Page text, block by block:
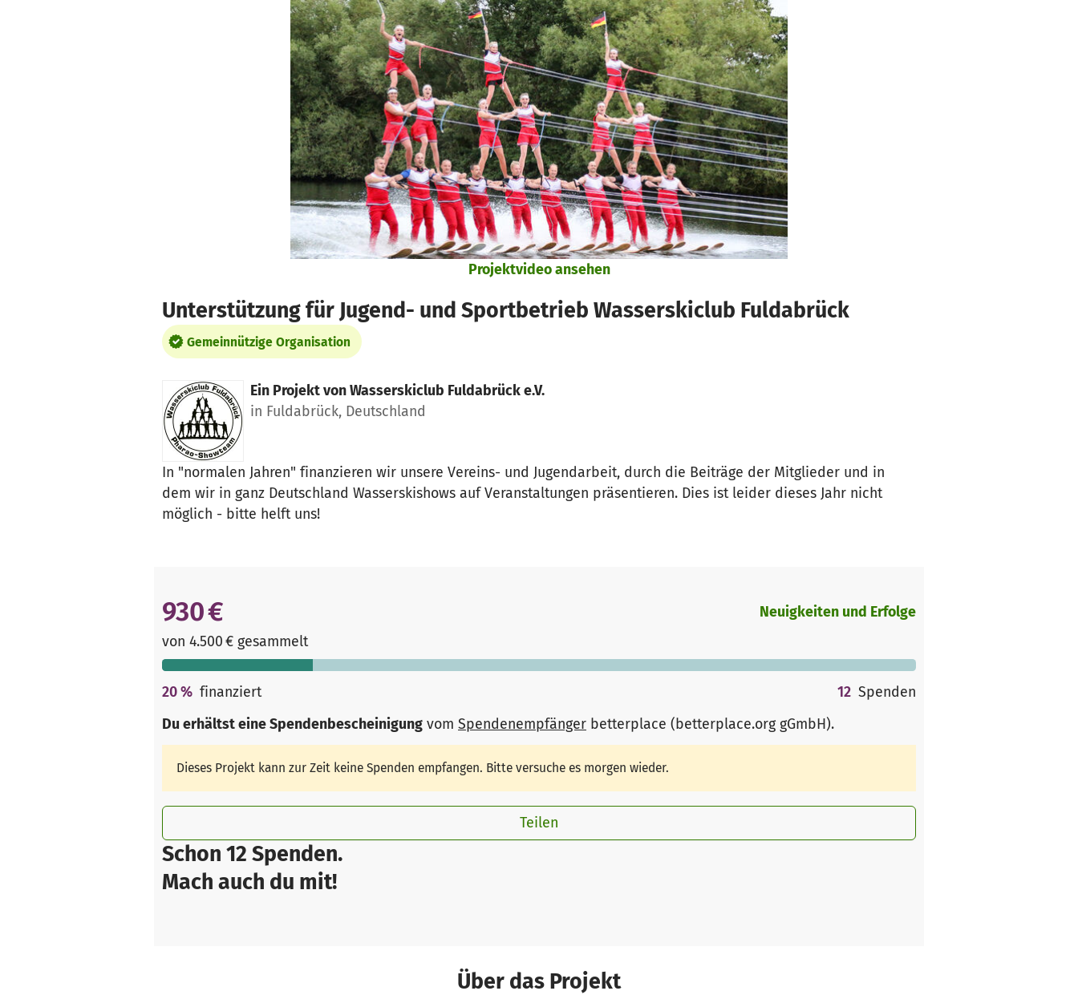
Projektvideo ansehen
Unterstützung für Jugend- und Sportbetrieb Wasserskiclub Fuldabrück
Gemeinnützige Organisation
Ein Projekt vonWasserskiclub Fuldabrück e.V.
in Fuldabrück, Deutschland
In "normalen Jahren" finanzieren wir unsere Vereins- und Jugendarbeit, durch die Beiträge der Mitglieder und in
dem wir in ganz Deutschland Wasserskishows auf Veranstaltungen präsentieren. Dies ist leider dieses Jahr nicht
möglich - bitte helft uns!
Schon 12 Spenden.
Mach auch du mit!
930 €
von 4.500 € gesammelt
Neuigkeiten und Erfolge
20% finanziert 12 Spenden
Du erhältst eine Spendenbescheinigung vom Spendenempfänger betterplace (betterplace.org gGmbH).
Dieses Projekt kann zur Zeit keine Spenden empfangen. Bitte versuche es morgen wieder.
Teilen
Über das Projekt